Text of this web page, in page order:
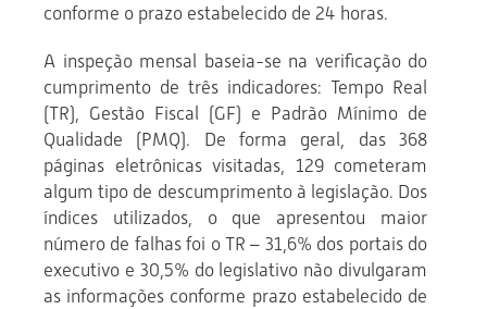
conforme o prazo estabelecido de 24 horas.
A inspeção mensal baseia-se na verificação do
cumprimento de três indicadores: Tempo Real
(TR), Gestão Fiscal (GF) e Padrão Mínimo de
Qualidade (PMQ). De forma geral, das 368
páginas eletrônicas visitadas, 129 cometeram
algum tipo de descumprimento à legislação. Dos
índices utilizados, o que apresentou maior
número de falhas foi o TR – 31,6% dos portais do
executivo e 30,5% do legislativo não divulgaram
as informações conforme prazo estabelecido de